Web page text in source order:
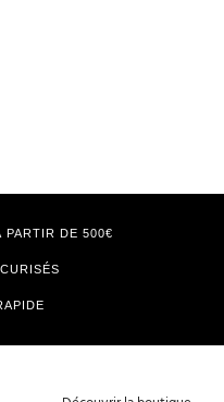
PARTIR DE 500€